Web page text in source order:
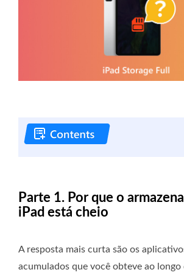
Parte 1. Por que o
iPad está cheio
A resposta mais curta são os
acumulados que você obteve ao longo